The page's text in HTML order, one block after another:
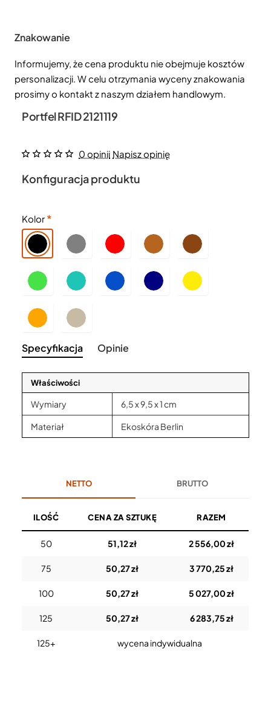
Znakowanie
Informujemy, że cena produktu nie obejmuje kosztów
personalizacji. W celu otrzymania wyceny znakowania
prosimy o kontakt z naszym działem handlowym.
Portfel RFID 2121119
0 opinii Napisz opinię
Konfiguracja produktu
Kolor
Specyfikacja Opinie
Właściwości
Wymiary 6,5 x 9,5 x 1 cm
Materiał Ekoskóra Berlin
NETTO BRUTTO
ILOŚĆ CENA ZA SZTUKĘ RAZEM
50 51,12 zł 2 556,00 zł
75 50,27 zł 3 770,25 zł
100 50,27 zł 5 027,00 zł
125 50,27 zł 6 283,75 zł
125+ wycena indywidualna